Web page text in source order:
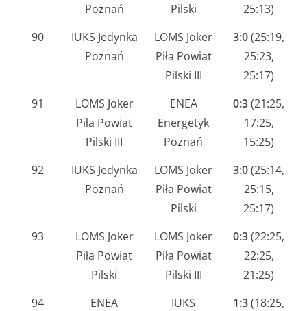
Poznań
Pilski
25:13)
90
IUKS Jedynka
Poznań
LOMS Joker
Piła Powiat
Pilski III
3:0(25:19,
25:23,
25:17)
91
LOMS Joker
Piła Powiat
Pilski III
ENEA
Energetyk
Poznań
0:3(21:25,
17:25,
15:25)
92
IUKS Jedynka
Poznań
LOMS Joker
Piła Powiat
Pilski
3:0(25:14,
25:15,
25:17)
93
LOMS Joker
Piła Powiat
Pilski
LOMS Joker
Piła Powiat
Pilski III
0:3(22:25,
22:25,
21:25)
94
ENEA
IUKS
1:3(18:25,